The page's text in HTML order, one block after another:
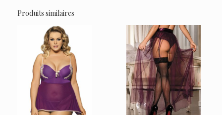
Produits similaires